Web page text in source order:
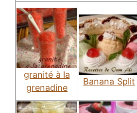
granité à la
grenadine
Banana Split